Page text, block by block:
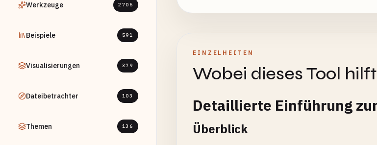
Werkzeuge 2706
Beispiele 591
Visualisierungen 379
Dateibetrachter 103
Themen 136
EINZELHEITEN
Wobei dieses Tool hilft
Detaillierte Einführung
Überblick